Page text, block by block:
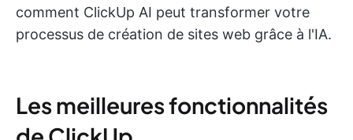
comment ClickUp AI peut transformer votre
processus de création de sites web grâce à l'IA.
Les meilleures fonctionnalités